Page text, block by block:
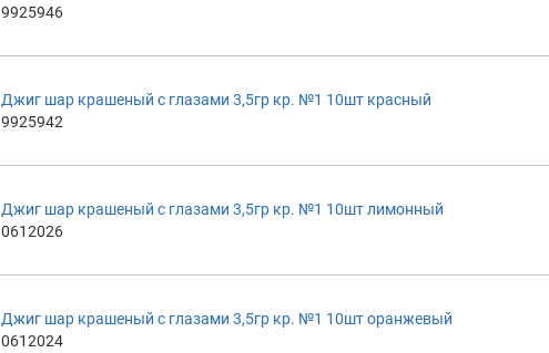
9925946
Джиг шар крашеный с глазами 3,5гр кр. №1 10шт красный
9925942
Джиг шар крашеный с глазами 3,5гр кр. №1 10шт лимонный
0612026
Джиг шар крашеный с глазами 3,5гр кр. №1 10шт оранжевый
0612024